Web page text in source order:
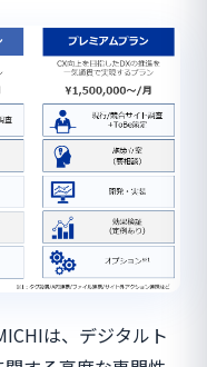
は、デジタルト